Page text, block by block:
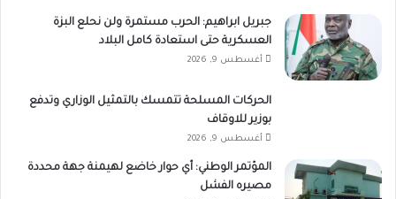
جبريل ابراهيم: الحرب مستمرة ولن نحلع البزة
العسكرية حتى استعادة كامل البلاد
أغسطس 9, 2026
الحركات المسلحة تتمسك بالتمثيل الوزاري وتدفع
بوزير للاوقاف
أغسطس 9, 2026
المؤتمر الوطني: أي حوار خاضع لهيمنة جهة محددة
مصيره الفشل